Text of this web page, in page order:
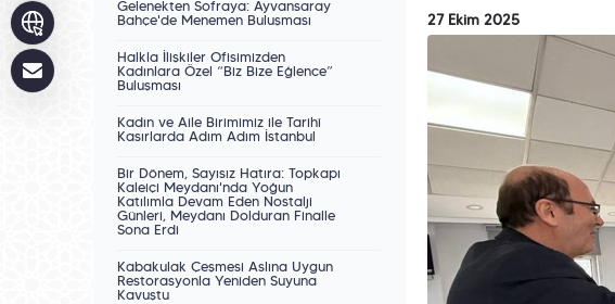
Gelenekten Sofraya: Ayvansaray
Bahçe'de Menemen Buluşması
Halkla İlişkiler Ofisimizden
Kadınlara Özel “Biz Bize Eğlence”
Buluşması
Kadın ve Aile Birimimiz ile Tarihî
Kasırlarda Adım Adım İstanbul
Bir Dönem, Sayısız Hatıra: Topkapı
Kaleiçi Meydanı'nda Yoğun
Katılımla Devam Eden Nostalji
Günleri, Meydanı Dolduran Finalle
Sona Erdi
Kabakulak Çeşmesi Aslına Uygun
Restorasyonla Yeniden Suyuna
Kavuştu
27 Ekim 2025